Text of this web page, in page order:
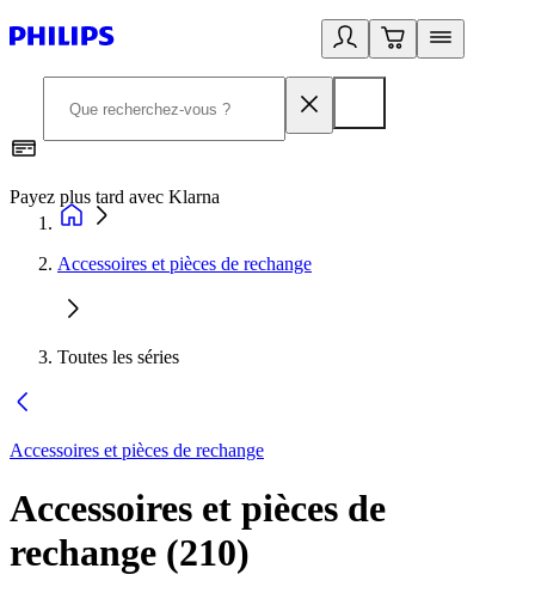
Payez plus tard avec Klarna
Accessoires et pièces de rechange
Toutes les séries
Accessoires et pièces de rechange
Accessoires et pièces de
rechange (210)